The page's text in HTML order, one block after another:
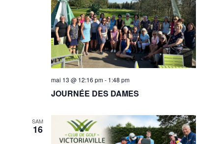
JOURNÉE DES DAMES
mai 13 @ 12:16 pm- 1:48 pm
SAM
16